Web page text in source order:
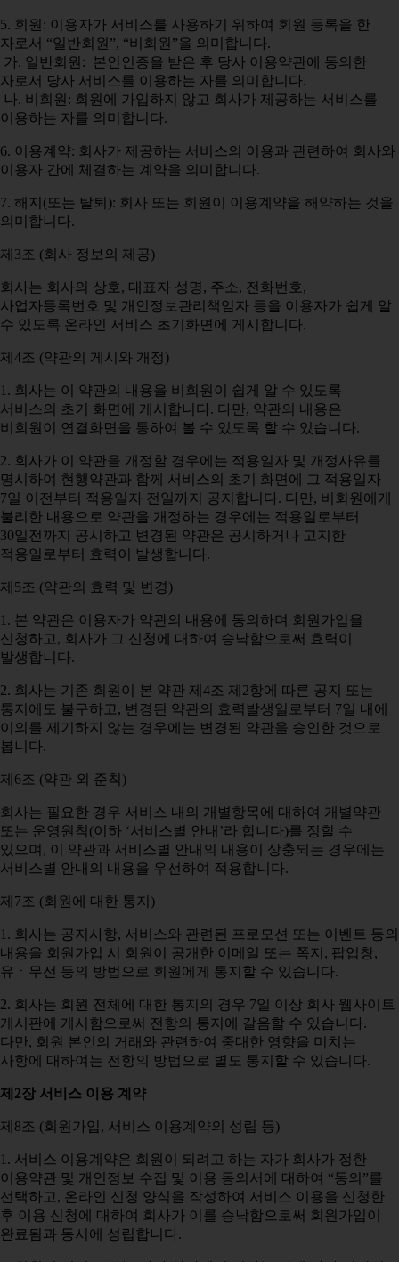
5. 회원: 이용자가 서비스를 사용하기 위하여 회원 등록을 한
자로서 “일반회원”, “비회원”을 의미합니다.
가. 일반회원: 본인인증을 받은 후 당사 이용약관에 동의한
자로서 당사 서비스를 이용하는 자를 의미합니다.
나. 비회원: 회원에 가입하지 않고 회사가 제공하는 서비스를
이용하는 자를 의미합니다.
6. 이용계약: 회사가 제공하는 서비스의 이용과 관련하여 회사와
이용자 간에 체결하는 계약을 의미합니다.
7. 해지(또는 탈퇴): 회사 또는 회원이 이용계약을 해약하는 것을
의미합니다.
제3조 (회사 정보의 제공)
회사는 회사의 상호, 대표자 성명, 주소, 전화번호,
사업자등록번호 및 개인정보관리책임자 등을 이용자가 쉽게 알
수 있도록 온라인 서비스 초기화면에 게시합니다.
제4조 (약관의 게시와 개정)
1. 회사는 이 약관의 내용을 비회원이 쉽게 알 수 있도록
서비스의 초기 화면에 게시합니다. 다만, 약관의 내용은
비회원이 연결화면을 통하여 볼 수 있도록 할 수 있습니다.
2. 회사가 이 약관을 개정할 경우에는 적용일자 및 개정사유를
명시하여 현행약관과 함께 서비스의 초기 화면에 그 적용일자
7일 이전부터 적용일자 전일까지 공지합니다. 다만, 비회원에게
불리한 내용으로 약관을 개정하는 경우에는 적용일로부터
30일전까지 공시하고 변경된 약관은 공시하거나 고지한
적용일로부터 효력이 발생합니다.
제5조 (약관의 효력 및 변경)
1. 본 약관은 이용자가 약관의 내용에 동의하며 회원가입을
신청하고, 회사가 그 신청에 대하여 승낙함으로써 효력이
발생합니다.
2. 회사는 기존 회원이 본 약관 제4조 제2항에 따른 공지 또는
통지에도 불구하고, 변경된 약관의 효력발생일로부터 7일 내에
이의를 제기하지 않는 경우에는 변경된 약관을 승인한 것으로
봅니다.
제6조 (약관 외 준칙)
회사는 필요한 경우 서비스 내의 개별항목에 대하여 개별약관
또는 운영원칙(이하 ‘서비스별 안내’라 합니다)를 정할 수
있으며, 이 약관과 서비스별 안내의 내용이 상충되는 경우에는
서비스별 안내의 내용을 우선하여 적용합니다.
제7조 (회원에 대한 통지)
1. 회사는 공지사항, 서비스와 관련된 프로모션 또는 이벤트 등의
내용을 회원가입 시 회원이 공개한 이메일 또는 쪽지, 팝업창,
유ㆍ무선 등의 방법으로 회원에게 통지할 수 있습니다.
2. 회사는 회원 전체에 대한 통지의 경우 7일 이상 회사 웹사이트
게시판에 게시함으로써 전항의 통지에 갈음할 수 있습니다.
다만, 회원 본인의 거래와 관련하여 중대한 영향을 미치는
사항에 대하여는 전항의 방법으로 별도 통지할 수 있습니다.
제2장 서비스 이용 계약
제8조 (회원가입, 서비스 이용계약의 성립 등)
1. 서비스 이용계약은 회원이 되려고 하는 자가 회사가 정한
이용약관 및 개인정보 수집 및 이용 동의서에 대하여 “동의”를
선택하고, 온라인 신청 양식을 작성하여 서비스 이용을 신청한
후 이용 신청에 대하여 회사가 이를 승낙함으로써 회원가입이
완료됨과 동시에 성립합니다.